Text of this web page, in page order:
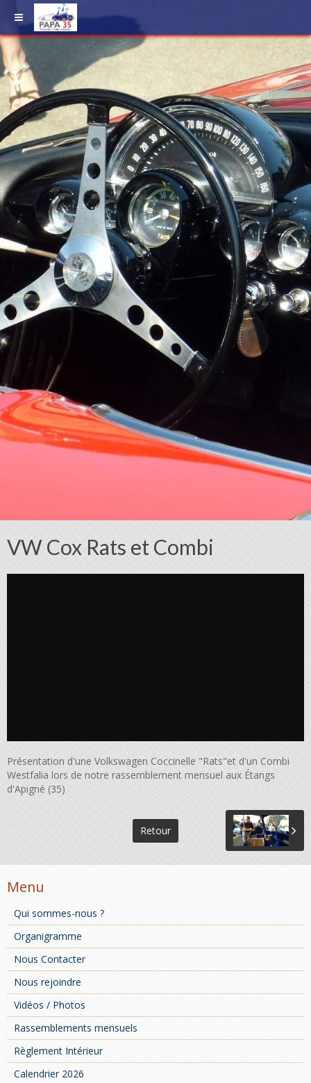
VW Cox Rats et Combi
Présentation d'une Volkswagen Coccinelle "Rats"et d'un Combi
Westfalia lors de notre rassemblement mensuel aux Étangs
d'Apigné (35)
Retour
Menu
Qui sommes-nous ?
Organigramme
Nous Contacter
Nous rejoindre
Vidéos / Photos
Rassemblements mensuels
Règlement Intérieur
Calendrier 2026